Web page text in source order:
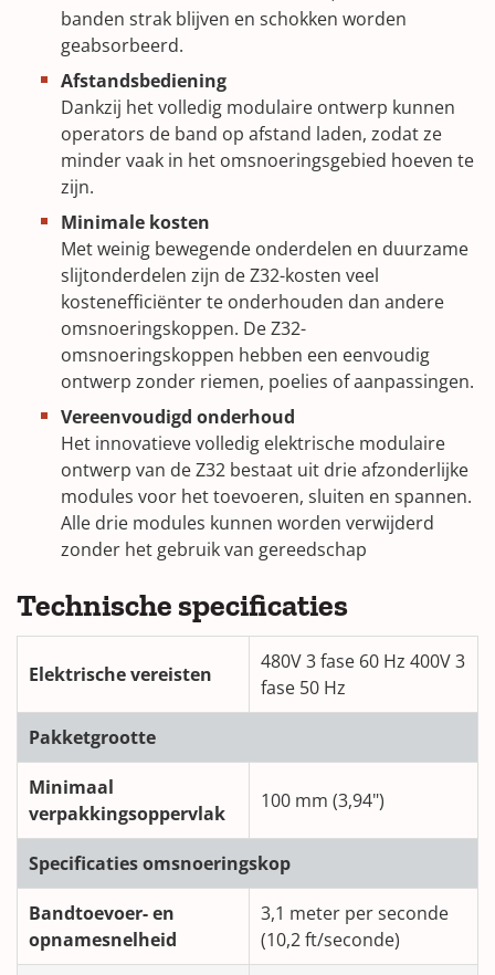
banden strak blijven en schokken worden
geabsorbeerd.
Afstandsbediening
Dankzij het volledig modulaire ontwerp kunnen
operators de band op afstand laden, zodat ze
minder vaak in het omsnoeringsgebied hoeven te
zijn.
Minimale kosten
Met weinig bewegende onderdelen en duurzame
slijtonderdelen zijn de Z32-kosten veel
kostenefficiënter te onderhouden dan andere
omsnoeringskoppen. De Z32-
omsnoeringskoppen hebben een eenvoudig
ontwerp zonder riemen, poelies of aanpassingen.
Vereenvoudigd onderhoud
Het innovatieve volledig elektrische modulaire
ontwerp van de Z32 bestaat uit drie afzonderlijke
modules voor het toevoeren, sluiten en spannen.
Alle drie modules kunnen worden verwijderd
zonder het gebruik van gereedschap
Technische specificaties
Elektrische vereisten
480V 3 fase 60 Hz 400V 3
fase 50 Hz
Pakketgrootte
Minimaal
verpakkingsoppervlak
100 mm (3,94")
Specificaties omsnoeringskop
Bandtoevoer- en
opnamesnelheid
3,1 meter per seconde
(10,2 ft/seconde)